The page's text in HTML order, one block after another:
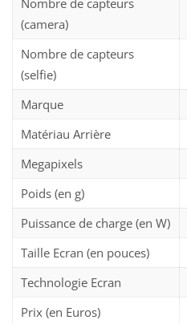
(camera)
Nombre de capteurs
(selfie)
Marque
Matériau Arrière
Megapixels
Poids (en g)
Puissance de charge (en W)
Taille Ecran (en pouces)
Technologie Ecran
Prix (en Euros)